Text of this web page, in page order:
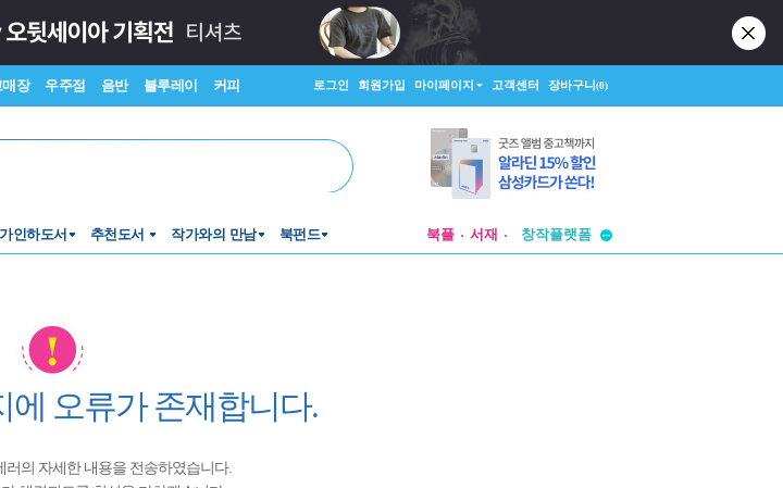
장 우주점 음반 블루레이 커피 로그인 회원가입 마이페이지 고객센터 장바구니(0)
인하도서 추천도서 작가와의 만남 북펀드 북플 서재
창작플랫폼
에 오류가 존재합니다.
러의 자세한 내용을 전송하였습니다.